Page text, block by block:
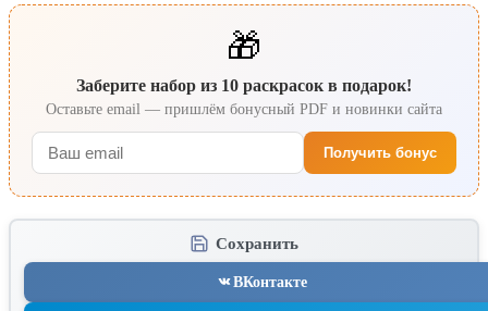
🎁
Заберите набор из 10 раскрасок в подарок!
Оставьте email — пришлём бонусный PDF и новинки сайта
Получить бонус
Сохранить
ВКонтакте